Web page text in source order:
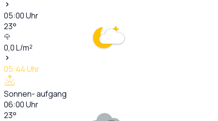
05:00Uhr
23°
0,0L/m²
05:44Uhr
Sonnen- aufgang
06:00Uhr
23°